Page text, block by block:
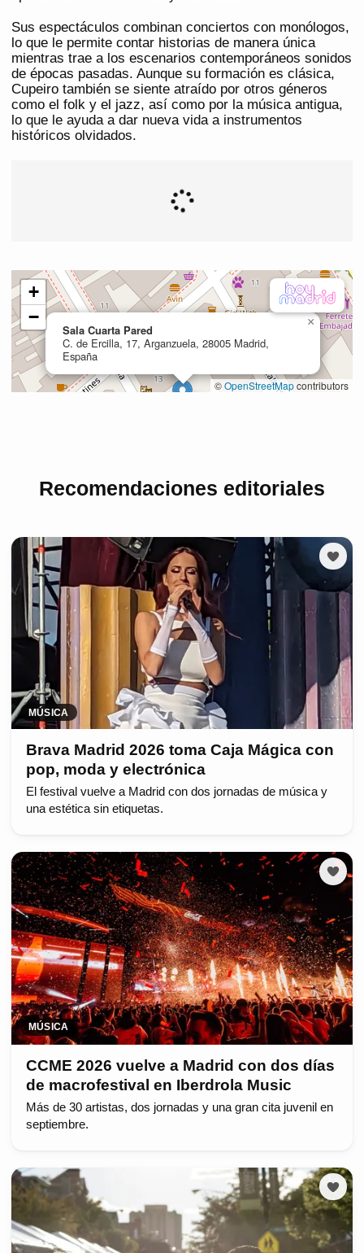
Sus espectáculos combinan conciertos con monólogos,
lo que le permite contar historias de manera única
mientras trae a los escenarios contemporáneos sonidos
de épocas pasadas. Aunque su formación es clásica,
Cupeiro también se siente atraído por otros géneros
como el folk y el jazz, así como por la música antigua,
lo que le ayuda a dar nueva vida a instrumentos
históricos olvidados.
Recomendaciones editoriales
MÚSICA
Brava Madrid 2026 toma Caja Mágica con
pop, moda y electrónica
El festival vuelve a Madrid con dos jornadas de música y
una estética sin etiquetas.
MÚSICA
CCME 2026 vuelve a Madrid con dos días
de macrofestival en Iberdrola Music
Más de 30 artistas, dos jornadas y una gran cita juvenil en
septiembre.